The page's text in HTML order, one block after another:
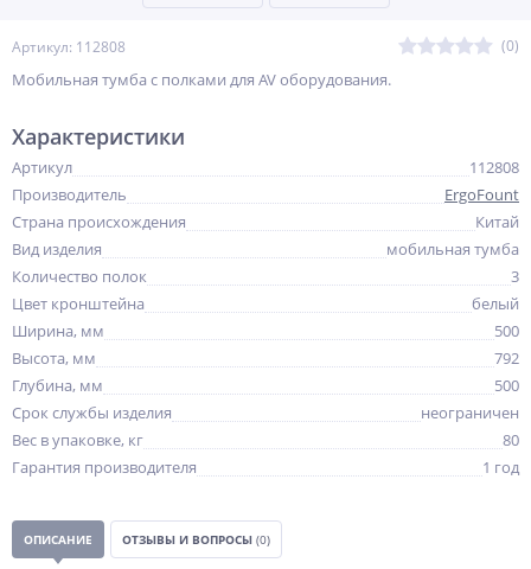
Артикул: 112808 (0)
Мобильная тумба с полками для AV оборудования.
Характеристики
Артикул
112808
Производитель
ErgoFount
Страна происхождения
Китай
Вид изделия
мобильная тумба
Количество полок
3
Цвет кронштейна
белый
Ширина, мм
500
Высота, мм
792
Глубина, мм
500
Срок службы изделия
неограничен
Вес в упаковке, кг
80
Гарантия производителя
1 год
ОПИСАНИЕ ОТЗЫВЫ И ВОПРОСЫ (0)